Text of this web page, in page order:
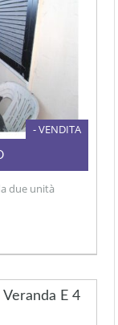
- VENDITA
due unità
E 4